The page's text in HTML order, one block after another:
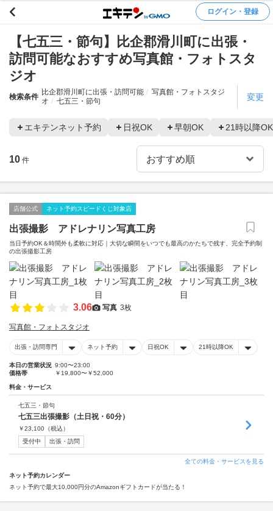
ログイン・登録
【七五三・節句】比企郡滑川町に出張・
訪問可能なおすすめ写真館・フォトスタ
ジオ
検索条件
比企郡滑川町に出張・訪問可能
写真館・フォトスタジ
オ
七五三・節句 変更
エキテンネット予約 日祝OK 早朝OK 21時以降OK
10 件
店舗公式 ネット予約スピードくじ対象店
出張撮影 アドレナリン写真工房
当日予約OK＆時間外も柔軟に対応｜大切な瞬間をいつでも最高のかたちで残す、完全予約制
の出張撮影工房
3.06 写真 3枚
写真館・フォトスタジオ
出張・訪問専門 ネット予約 日祝OK 21時以降OK
本日の営業状況 9:00〜23:00
価格帯
￥19,800〜￥52,000
料金・サービス
七五三・節句
七五三出張撮影（土日祝・60分）
￥23,100 （税込）
受付中
出張・訪問
全ての料金・サービスを見る
ネット予約カレンダー
ネット予約で最大10,000円分のAmazonギフトカードが当たる！